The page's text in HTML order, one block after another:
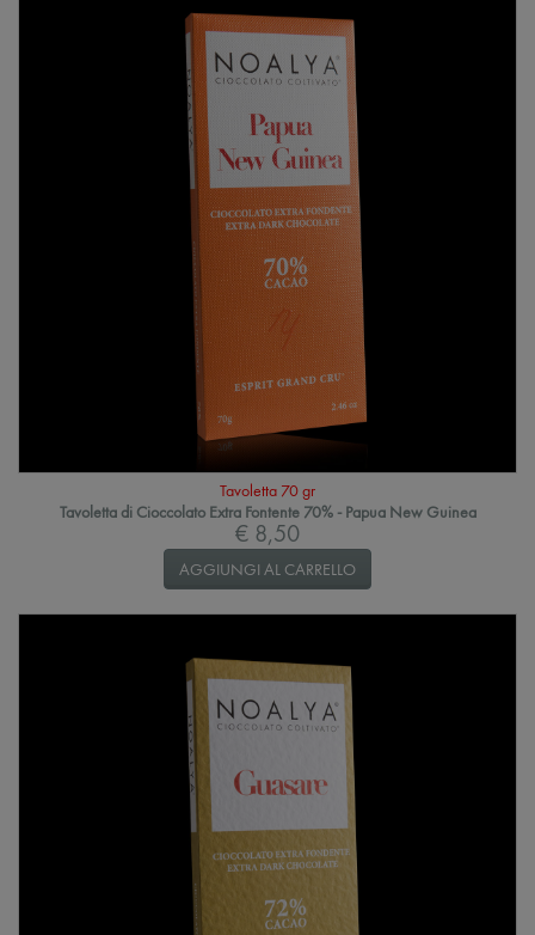
Tavoletta 70 gr
Tavoletta di Cioccolato Extra Fontente 70% - Papua New Guinea
€ 8,50
AGGIUNGI AL CARRELLO